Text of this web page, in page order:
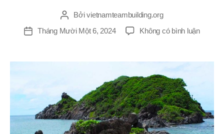
Tác
giả
Bởivietnamteambuilding.org
NgàyTháng Mười Một 6, 2024 Không có bình luậnở
tổ
tại
Kiên
Giang